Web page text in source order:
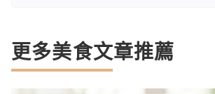
更多美食文章推薦